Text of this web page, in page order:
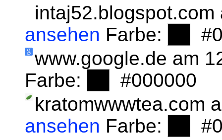
ansehen Farbe:
www.google.de am
Farbe:
#000000
kratomwwwtea.com
ansehen Farbe: